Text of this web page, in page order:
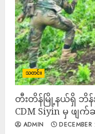
သတင်း
တီးတိန်မြို့နယ်ရှိ ဘိန်
CDM Siyin မှ ဖျက်
ADMIN